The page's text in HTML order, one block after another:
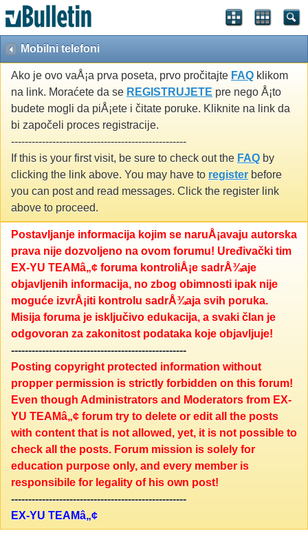
Mobilni telefoni
Ako je ovo vaÅ¡a prva poseta, prvo pročitajte FAQ klikom
na link. Moraćete da se REGISTRUJETE pre nego Å¡to
budete mogli da piÅ¡ete i čitate poruke. Kliknite na link da
bi započeli proces registracije.
---------------------------------------------------
If this is your first visit, be sure to check out the FAQ by
clicking the link above. You may have to register before
you can post and read messages. Click the register link
above to proceed.
Postavljanje informacija kojim se naruÅ¡avaju autorska
prava nije dozvoljeno na ovom forumu! Uređivački tim
EX-YU TEAMâ„¢ foruma kontroliÅ¡e sadrÅ¾aje
objavljenih informacija, no zbog obimnosti ipak nije
moguće izvrÅ¡iti kontrolu sadrÅ¾aja svih poruka.
Misija foruma je isključivo edukacija, a svaki član je
odgovoran za zakonitost podataka koje objavljuje!
---------------------------------------------------
Posting copyright protected information without
propper permission is strictly forbidden on this forum!
Even though Administrators and Moderators from EX-
YU TEAMâ„¢ forum try to delete or edit all the posts
with content that is not allowed, yet, it is not possible to
check all the posts. Forum mission is solely for
education purpose only, and every member is
responsibile for legality of his own post!
---------------------------------------------------
EX-YU TEAMâ„¢